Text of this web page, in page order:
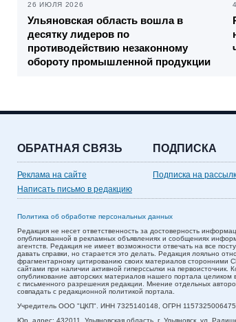
26 ИЮЛЯ 2026
Ульяновская область вошла в
десятку лидеров по
противодействию незаконному
обороту промышленной продукции
ОБРАТНАЯ СВЯЗЬ
Реклама на сайте
Написать письмо в редакцию
ПОДПИСКА
Подписка на
Политика об обработке персональных данных
Редакция не несет ответственность за достоверность
опубликованной в рекламных объявлениях и сообщениях
агентств. Редакция не имеет возможности отвечать на все
давать справки, но старается это делать. Редакция лояльно
фрагментарному цитированию своих материалов сторонними
сайтами при наличии активной гиперссылки на первоисточник.
опубликование авторских материалов нашего портала целиком
с письменного разрешения редакции. Мнение отдельных
совпадать с редакционной политикой портала.
Учредитель ООО "ЦКП". ИНН 7325140148, ОГРН 1157325006475